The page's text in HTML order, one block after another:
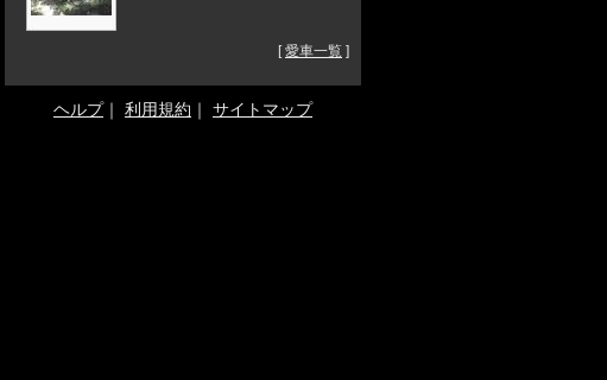
[愛車一覧 ]
ヘルプ｜ 利用規約 ｜ サイトマップ